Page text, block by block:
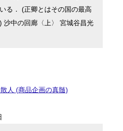
る． (正卿とはその国の最高
沙中の回廊〈上〉 宮城谷昌光
人 (商品企画の真髄)